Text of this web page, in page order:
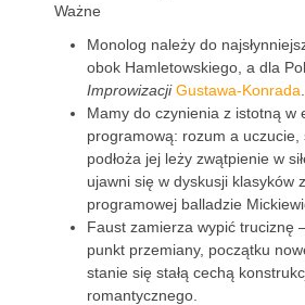
Ważne
Monolog należy do
obok Hamletowskiego, a dla
Improwizacji Gustawa-Konrada
Mamy do czynienia z istotną w
programową: rozum a uczucie,
podłoża jej leży zwątpienie w
ujawni się w dyskusji klasyków
programowej balladzie
Faust zamierza wypić truciznę
punkt przemiany, początku
stanie się stałą cechą
romantycznego.